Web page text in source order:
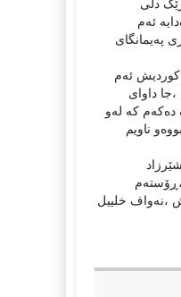
دڵی
ئەم
پەیمانگای
کوردیش ئەم
داوای
دەکەم کە لەو
ناویم
خلییل